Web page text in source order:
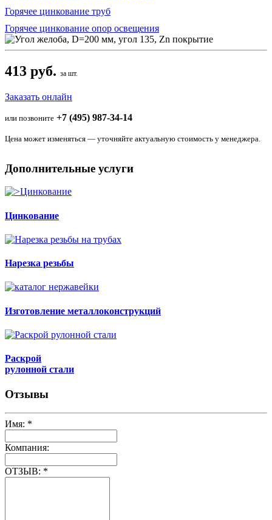
Горячее цинкование труб
Горячее цинкование опор освещения
413 руб. за шт.
Заказать онлайн
или позвоните +7 (495) 987-34-14
Цена может изменяться — уточняйте актуальную стоимость у менеджера.
Дополнительные услуги
Цинкование
Нарезка резьбы
Изготовление металлоконструкций
Раскрой
рулонной стали
Отзывы
Имя: *
Компания:
ОТЗЫВ: *